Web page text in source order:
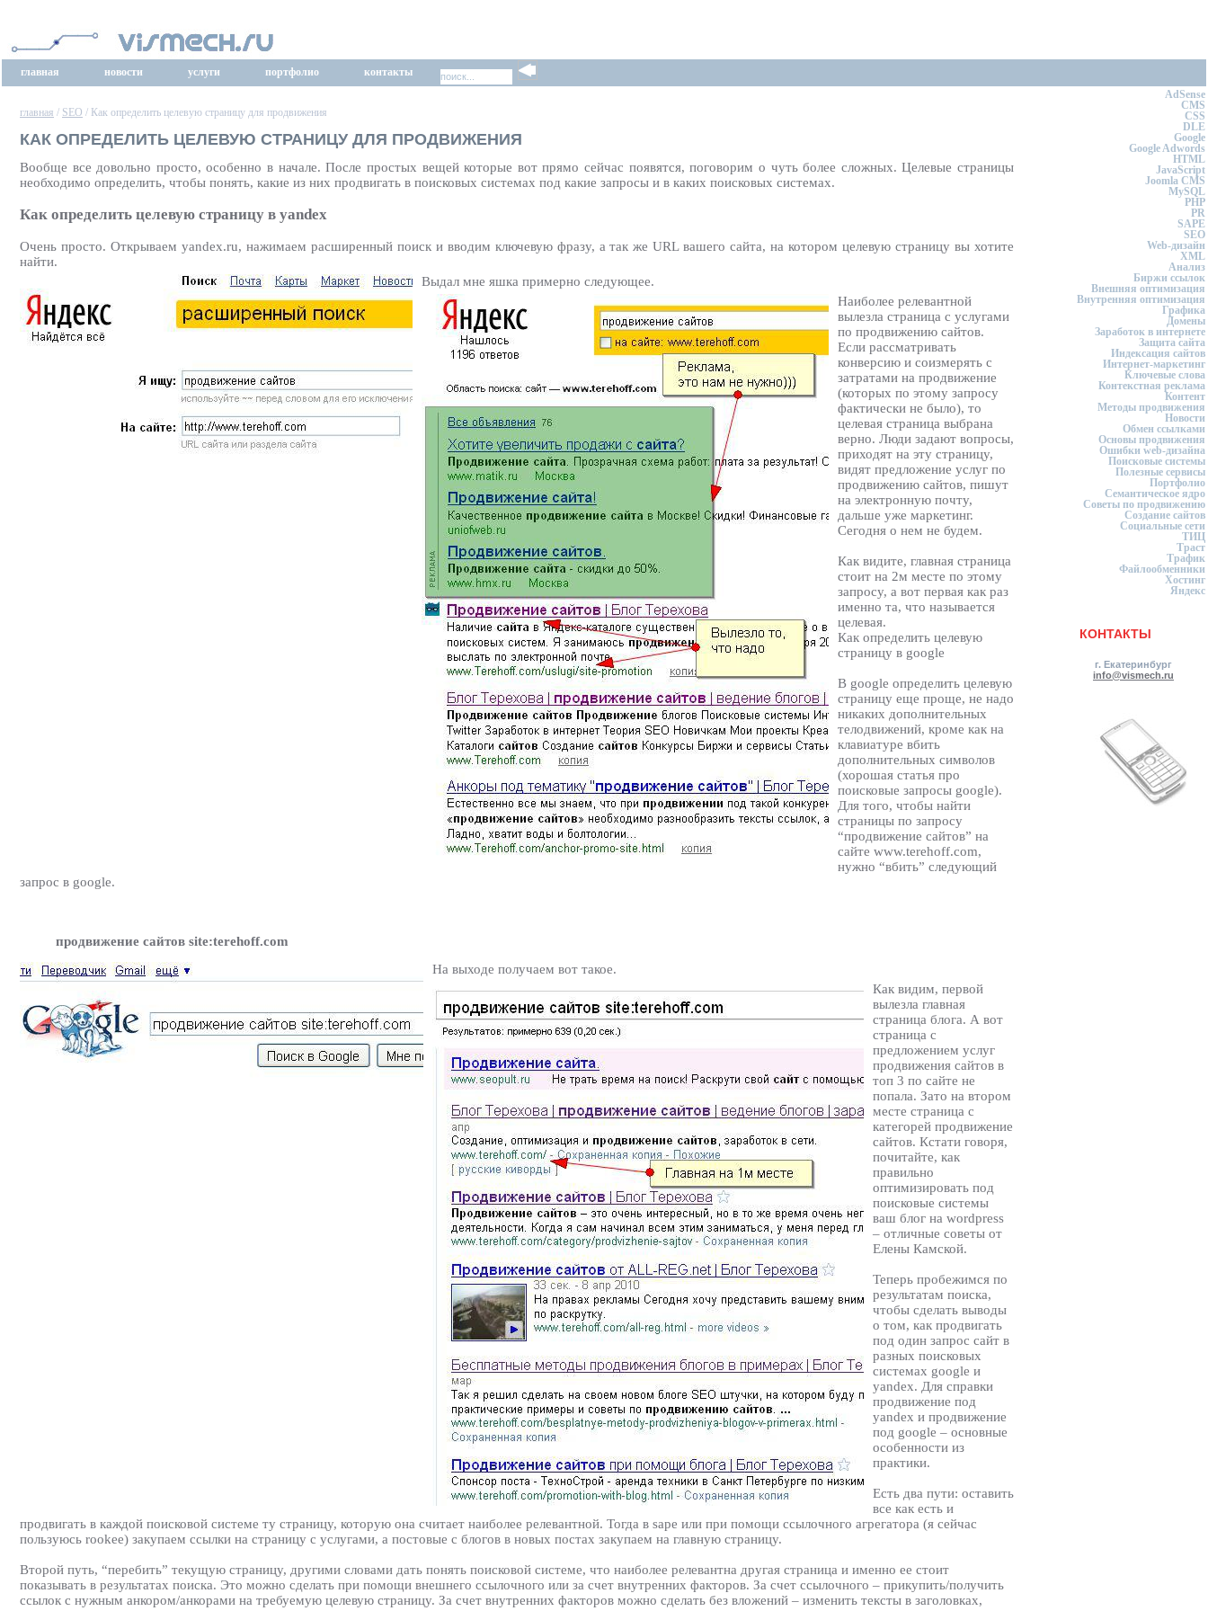
главная новости услуги портфолио контакты
главная / SEO / Как определить целевую страницу для продвижения
КАК ОПРЕДЕЛИТЬ ЦЕЛЕВУЮ СТРАНИЦУ ДЛЯ ПРОДВИЖЕНИЯ
Вообще все довольно просто, особенно в начале. После простых вещей которые вот прямо сейчас появятся, поговорим о чуть более сложных. Целевые страницы
необходимо определить, чтобы понять, какие из них продвигать в поисковых системах под какие запросы и в каких поисковых системах.
Как определить целевую страницу в yandex
Очень просто. Открываем yandex.ru, нажимаем расширенный поиск и вводим ключевую фразу, а так же URL вашего сайта, на котором целевую страницу вы хотите
найти.
Выдал мне яшка примерно следующее.
Наиболее релевантной
вылезла страница с услугами
по продвижению сайтов.
Если рассматривать
конверсию и соизмерять с
затратами на продвижение
(которых по этому запросу
фактически не было), то
целевая страница выбрана
верно. Люди задают вопросы,
приходят на эту страницу,
видят предложение услуг по
продвижению сайтов, пишут
на электронную почту,
дальше уже маркетинг.
Сегодня о нем не будем.
Как видите, главная страница
стоит на 2м месте по этому
запросу, а вот первая как раз
именно та, что называется
целевая.
Как определить целевую
страницу в google
В google определить целевую
страницу еще проще, не надо
никаких дополнительных
телодвижений, кроме как на
клавиатуре вбить
дополнительных символов
(хорошая статья про
поисковые запросы google).
Для того, чтобы найти
страницы по запросу
“продвижение сайтов” на
сайте www.terehoff.com,
нужно “вбить” следующий
запрос в google.
продвижение сайтов site:terehoff.com
На выходе получаем вот такое.
Как видим, первой
вылезла главная
страница блога. А вот
страница с
предложением услуг
продвижения сайтов в
топ 3 по сайте не
попала. Зато на втором
месте страница с
категорей продвижение
сайтов. Кстати говоря,
почитайте, как
правильно
оптимизировать под
поисковые системы
ваш блог на wordpress
– отличные советы от
Елены Камской.
Теперь пробежимся по
результатам поиска,
чтобы сделать выводы
о том, как продвигать
под один запрос сайт в
разных поисковых
системах google и
yandex. Для справки
продвижение под
yandex и продвижение
под google – основные
особенности из
практики.
Есть два пути: оставить
все как есть и
продвигать в каждой поисковой системе ту страницу, которую она считает наиболее релевантной. Тогда в sape или при помощи ссылочного агрегатора (я сейчас
пользуюсь rookee) закупаем ссылки на страницу с услугами, а постовые с блогов в новых постах закупаем на главную страницу.
Второй путь, “перебить” текущую страницу, другими словами дать понять поисковой системе, что наиболее релевантна другая страница и именно ее стоит
показывать в результатах поиска. Это можно сделать при помощи внешнего ссылочного или за счет внутренних факторов. За счет ссылочного – прикупить/получить
ссылок с нужным анкором/анкорами на требуемую целевую страницу. За счет внутренних факторов можно сделать без вложений – изменить тексты в заголовках,
AdSense
CMS
CSS
DLE
Google
Google Adwords
HTML
JavaScript
Joomla CMS
MySQL
PHP
PR
SAPE
SEO
Web-дизайн
XML
Анализ
Биржи ссылок
Внешняя оптимизация
Внутренняя оптимизация
Графика
Домены
Заработок в интернете
Защита сайта
Индексация сайтов
Интернет-маркетинг
Ключевые слова
Контекстная реклама
Контент
Методы продвижения
Новости
Обмен ссылками
Основы продвижения
Ошибки web-дизайна
Поисковые системы
Полезные сервисы
Портфолио
Семантическое ядро
Советы по продвижению
Создание сайтов
Социальные сети
ТИЦ
Траст
Трафик
Файлообменники
Хостинг
Яндекс
КОНТАКТЫ
г. Екатеринбург
info@vismech.ru